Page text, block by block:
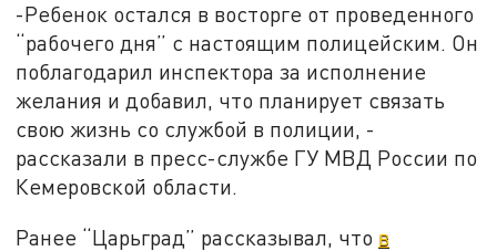
-Ребенок остался в восторге от проведенного
“рабочего дня” с настоящим полицейским. Он
поблагодарил инспектора за исполнение
желания и добавил, что планирует связать
свою жизнь со службой в полиции, -
рассказали в пресс-службе ГУ МВД России по
Кемеровской области.
Ранее “Царьград” рассказывал, что в